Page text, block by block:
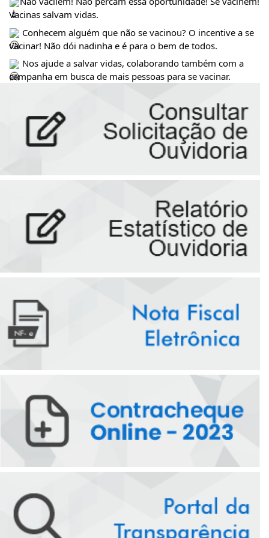
Vacinas salvam vidas.
Conhecem alguém que não se vacinou? O incentive a se
vacinar! Não dói nadinha e é para o bem de todos.
Nos ajude a salvar vidas, colaborando também com a
campanha em busca de mais pessoas para se vacinar.